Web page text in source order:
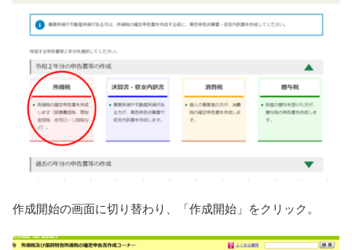
作成開始の画面に切り替わり、「作成開始」をクリック。